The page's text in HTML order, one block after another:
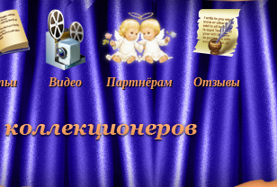
Видео Партнёрам Отзывы